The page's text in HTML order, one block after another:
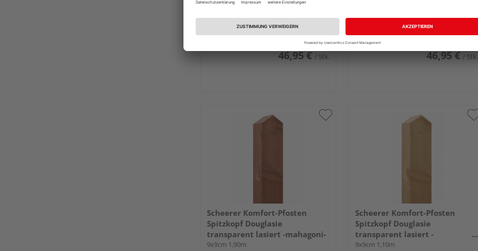
9x9cm 1,10m
46,95 € / Stk.
9x9cm 1,10m
46,95 € / Stk.
Scheerer Komfort-Pfosten
Spitzkopf Douglasie
transparent lasiert -mahagoni-
9x9cm 1,90m
Scheerer Komfort-Pfosten
Spitzkopf Douglasie
transparent lasiert -
cappuccino-
9x9cm 1,10m